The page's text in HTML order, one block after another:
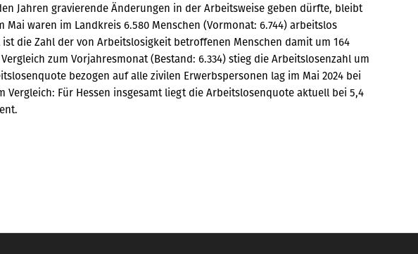
Jahren gravierende Änderungen in der Arbeitsweise geben dürfte, bleibt
waren im Landkreis 6.580 Menschen (Vormonat: 6.744) arbeitslos
die Zahl der von Arbeitslosigkeit betroffenen Menschen damit um 164
zum Vorjahresmonat (Bestand: 6.334) stieg die Arbeitslosenzahl um
bezogen auf alle zivilen Erwerbspersonen lag im Mai 2024 bei
Vergleich: Für Hessen insgesamt liegt die Arbeitslosenquote aktuell bei 5,4